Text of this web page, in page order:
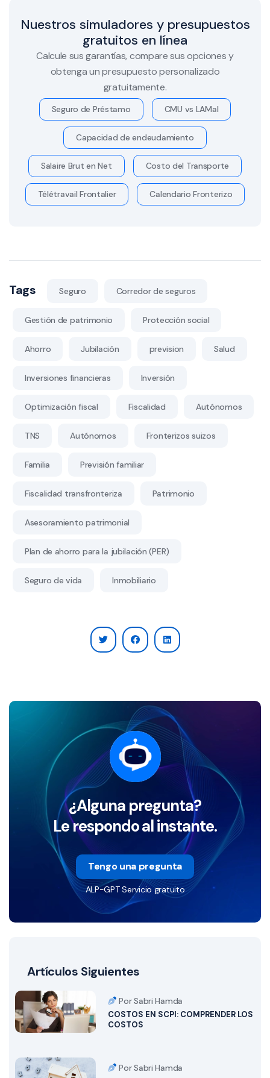
Nuestros simuladores y presupuestos
gratuitos en línea
Calcule sus garantías, compare sus opciones y
obtenga un presupuesto personalizado
gratuitamente.
Seguro de Préstamo CMU vs LAMal
Capacidad de endeudamiento
Salaire Brut en Net Costo del Transporte
Télétravail Frontalier Calendario Fronterizo
Tags Seguro Corredor de seguros
Gestión de patrimonio Protección social
Ahorro Jubilación prevision Salud
Inversiones financieras Inversión
Optimización fiscal Fiscalidad Autónomos
TNS Autónomos Fronterizos suizos
Familia Previsión familiar
Fiscalidad transfronteriza Patrimonio
Asesoramiento patrimonial
Plan de ahorro para la jubilación (PER)
Seguro de vida Inmobiliario
¿Alguna pregunta?
Le respondo al instante.
Tengo una pregunta
ALP-GPT Servicio gratuito
Artículos Siguientes
Por Sabri Hamda
COSTOS EN SCPI: COMPRENDER LOS
COSTOS
Por Sabri Hamda